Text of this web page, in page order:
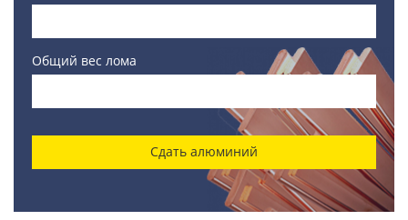
Общий вес лома
Сдать алюминий